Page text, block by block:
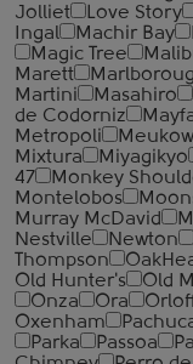
Jolliet
Love Story
Ingal
Machir Bay
Magic Tree
Marett
Martini
Masahiro
de Codorniz
Metropoli
Meukow
Mixtura
Miyagikyo
47
Monkey
Montelobos
Murray McDavid
Nestville
Newton
Thompson
Old Hunter's
Old
Onza
Ora
Oxenham
Parka
Passoa